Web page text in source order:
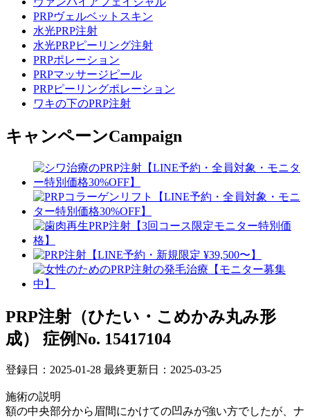
PRPヴェルベットスキン
水光PRP注射
水光PRPピーリング注射
PRPポレーション
PRPマッサージピール
PRPピーリングポレーション
ワキの下のPRP注射
キャンペーンCampaign
PRP注射（ひたい・こめかみ丸み形
成）
症例No. 15417104
登録日：2025-01-28 最終更新日：2025-03-25
施術の説明
額の中央部分から眉間にかけての凹みが強い方でしたが、ナ